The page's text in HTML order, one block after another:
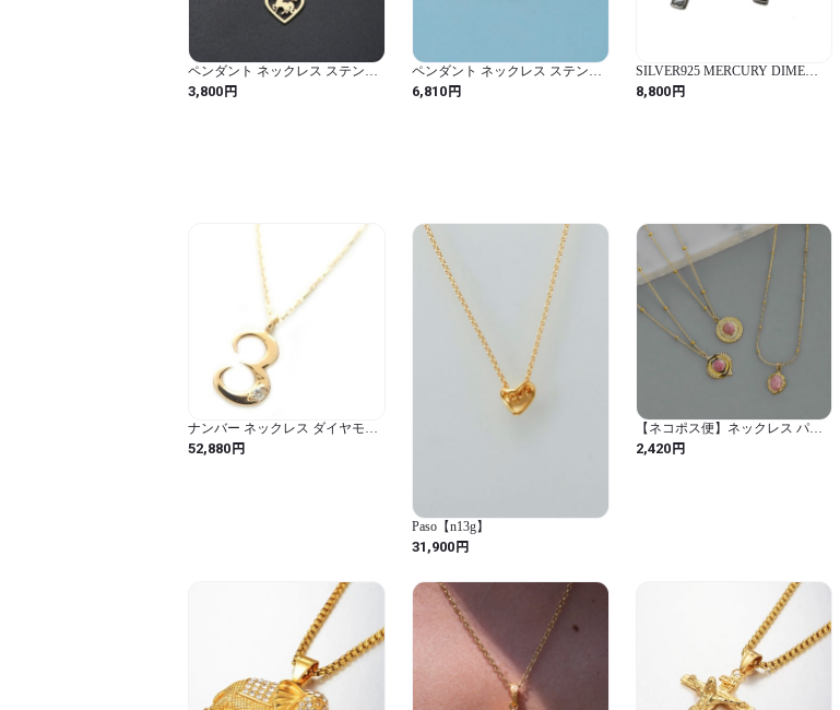
ペンダント ネックレス ステンレ
ス チェーン ハート LOVE レディ
ース 新しい ファッション Love ユ
3,800円
ペンダント ネックレス ステンレ
ス イニシャル ゴールド ネーム レ
ディース ファッション レター 名
6,810円
SILVER925 MERCURY DIME
CROSS NECKLACE
8,800円
ナンバー ネックレス ダイヤモン
ド ネックレス 一粒 0.01ct K18 ゴ
ールド 数字 3 ダイヤネックレス
52,880円
Paso【n13g】
31,900円
【ネコポス便】ネックレス パワ
ーストーン ロードナイト ペンダ
ントネックレス 14K 金属アレル
2,420円